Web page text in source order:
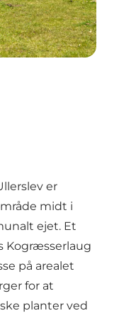
er
midt i
ejet. Et
Kogræsserlaug
på arealet
for at
planter ved